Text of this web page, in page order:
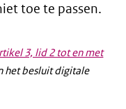
toe te passen.
3, lid 2 tot en met
het besluit digitale